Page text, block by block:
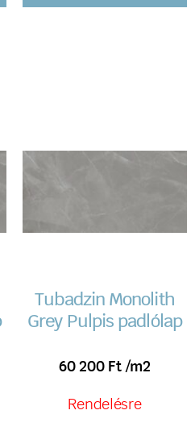
Tubadzin Monolith
Grey Pulpis padlólap
60 200 Ft /m2
Rendelésre